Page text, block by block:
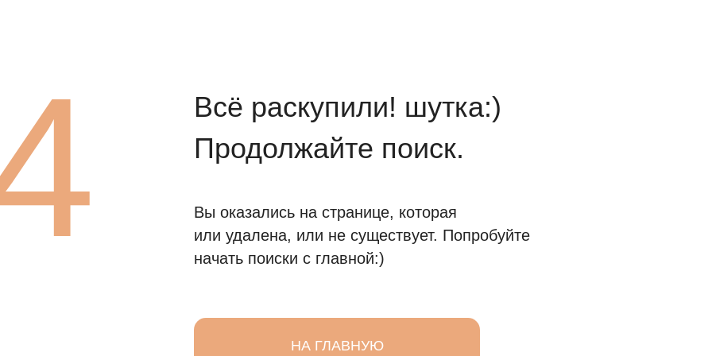
Всё раскупили! шутка:)
Продолжайте поиск.
Вы оказались на странице, которая
или удалена, или не существует. Попробуйте
начать поиски с главной:)
НА ГЛАВНУЮ